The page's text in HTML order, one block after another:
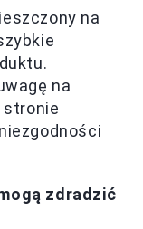
na
na
stronie
zdradzić